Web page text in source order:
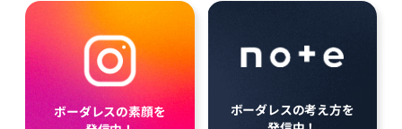
ボーダレスの素顔を
ボーダレスの考え方を